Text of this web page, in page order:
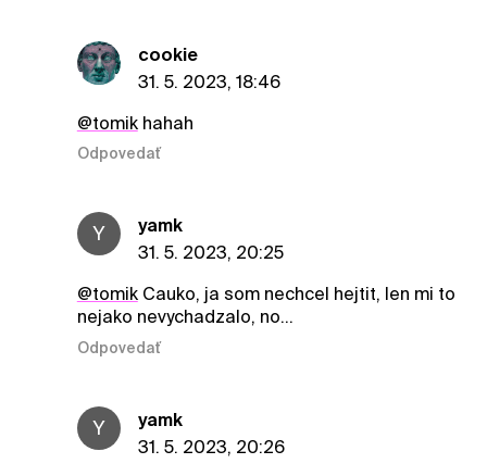
cookie
31. 5. 2023, 18:46
@tomikhahah
Odpovedať
Y
yamk
31. 5. 2023, 20:25
@tomikCauko, ja som nechcel hejtit, len mi to
nejako nevychadzalo, no...
Odpovedať
Y
yamk
31. 5. 2023, 20:26